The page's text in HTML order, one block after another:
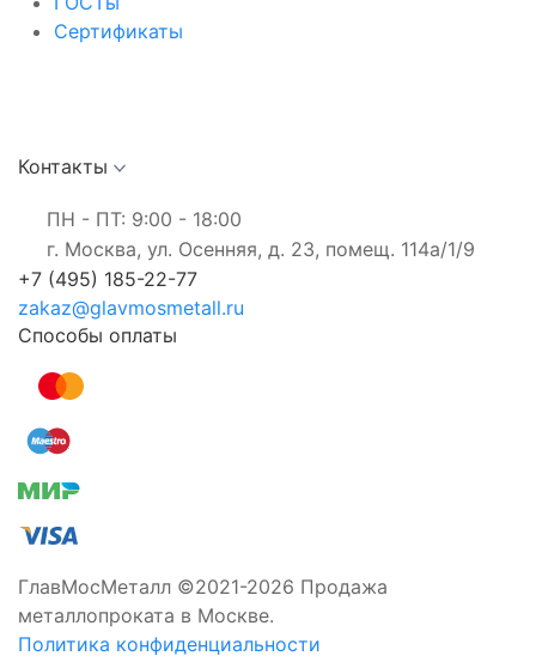
Сертификаты
Контакты
ПН - ПТ: 9:00 - 18:00
г. Москва, ул. Осенняя, д. 23, помещ. 114а/1/9
+7 (495) 185-22-77
zakaz@glavmosmetall.ru
Способы оплаты
ГлавМосМеталл ©2021-2026 Продажа
металлопроката в Москве.
Политика конфиденциальности